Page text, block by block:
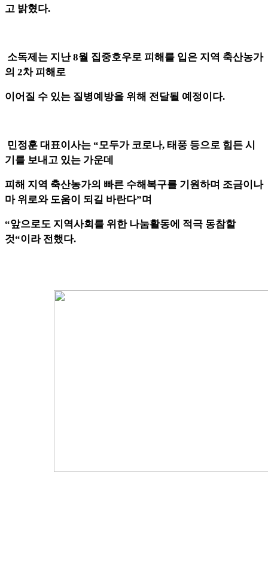
고 밝혔다.
소독제는 지난 8월 집중호우로 피해를 입은 지역 축산농가
의 2차 피해로
이어질 수 있는 질병예방을 위해 전달될 예정이다.
민정훈 대표이사는 “모두가 코로나, 태풍 등으로 힘든 시
기를 보내고 있는 가운데
피해 지역 축산농가의 빠른 수해복구를 기원하며 조금이나
마 위로와 도움이 되길 바란다”며
“앞으로도 지역사회를 위한 나눔활동에 적극 동참할
것“이라 전했다.